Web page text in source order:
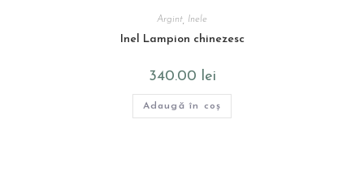
Argint Inele
Inel Lampion chinezesc
340.00 lei
Adaugă în coș